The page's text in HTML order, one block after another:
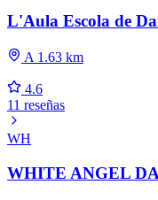
L'Aula Escola de
A 1.63 km
4.6
11 reseñas
WH
WHITE ANGEL